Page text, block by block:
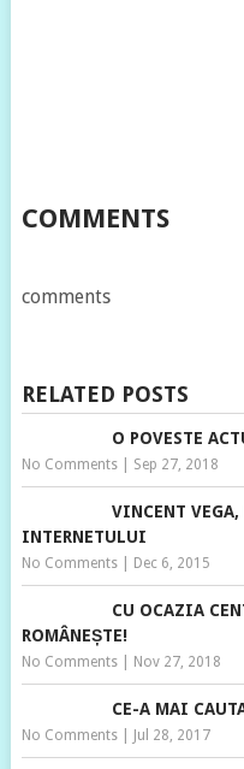
COMMENTS
comments
RELATED POSTS
O POVESTE
No Comments| Sep 27, 2018
VINCENT
INTERNETULUI
No Comments| Dec 6, 2015
CU OCAZIA
ROMÂNEȘTE!
No Comments| Nov 27, 2018
CE-A MAI
No Comments| Jul 28, 2017